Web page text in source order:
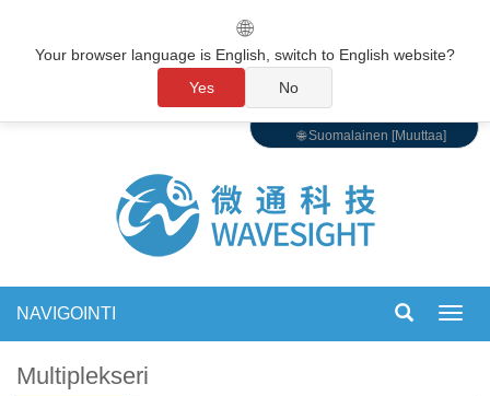
🌐 Suomalainen [Muuttaa]
NAVIGOINTI
Multiplekseri
🌐
Your browser language is English, switch to English website?
Yes
No